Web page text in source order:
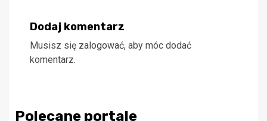
Dodaj komentarz
Musisz się zalogować, aby móc dodać
komentarz.
Polecane portale